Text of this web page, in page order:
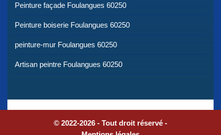
Peinture façade Foulangues 60250
Peinture boiserie Foulangues 60250
peinture-mur Foulangues 60250
Artisan peintre Foulangues 60250
© 2022-2026 - Tout droit réservé -